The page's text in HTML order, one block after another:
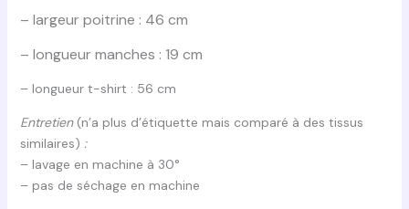
– largeur poitrine : 46 cm
– longueur manches : 19 cm
– longueur t-shirt : 56 cm
Entretien (n’a plus d’étiquette mais comparé à des tissus
similaires) :
– lavage en machine à 30°
– pas de séchage en machine